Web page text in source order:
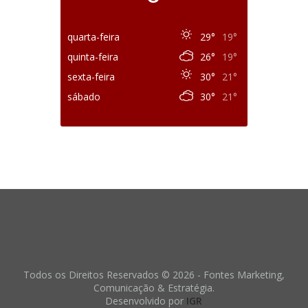
quarta-feira 29°
19°
quinta-feira
26°
19°
sexta-feira
30°
21°
sábado
30° 21°
Todos os Direitos Reservados © 2026 - Fontes Marketing,
Comunicação & Estratégia.
Desenvolvido por IGR